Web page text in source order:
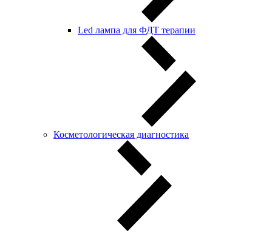
Led лампа для ФДТ терапии
Косметологическая диагностика